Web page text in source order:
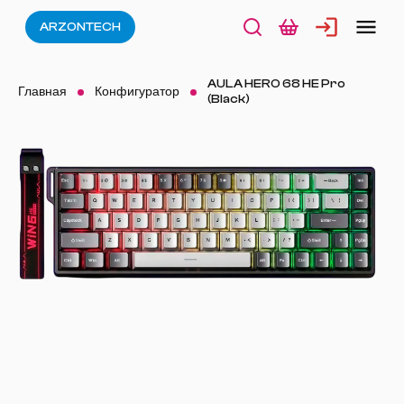
ARZONTECH
Главная Конфигуратор
AULA HERO 68 HE Pro
(Black)